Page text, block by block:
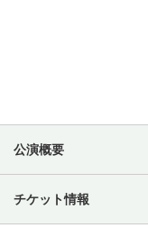
公演概要
チケット情報